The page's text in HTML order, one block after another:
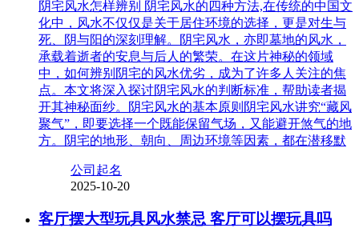
阴宅风水怎样辨别 阴宅风水的四种方法,在传统的中国文
化中，风水不仅仅是关于居住环境的选择，更是对生与
死、阴与阳的深刻理解。阴宅风水，亦即墓地的风水，
承载着逝者的安息与后人的繁荣。在这片神秘的领域
中，如何辨别阴宅的风水优劣，成为了许多人关注的焦
点。本文将深入探讨阴宅风水的判断标准，帮助读者揭
开其神秘面纱。阴宅风水的基本原则阴宅风水讲究“藏风
聚气”，即要选择一个既能保留气场，又能避开煞气的地
方。阴宅的地形、朝向、周边环境等因素，都在潜移默
公司起名
2025-10-20
客厅摆大型玩具风水禁忌 客厅可以摆玩具吗